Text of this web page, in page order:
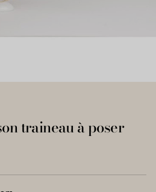
traineau à poser